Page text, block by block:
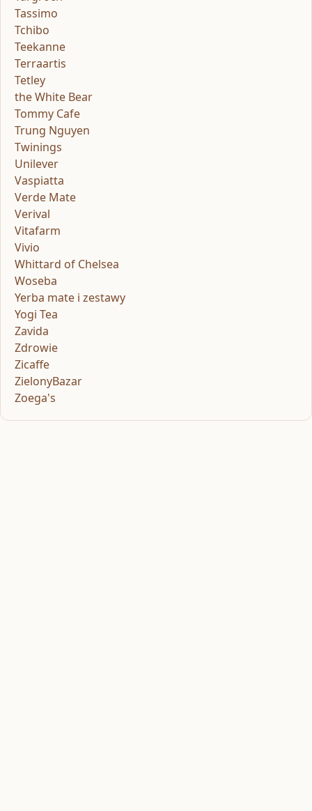
Tassimo
Tchibo
Teekanne
Terraartis
Tetley
the White Bear
Tommy Cafe
Trung Nguyen
Twinings
Unilever
Vaspiatta
Verde Mate
Verival
Vitafarm
Vivio
Whittard of Chelsea
Woseba
Yerba mate i zestawy
Yogi Tea
Zavida
Zdrowie
Zicaffe
ZielonyBazar
Zoega's